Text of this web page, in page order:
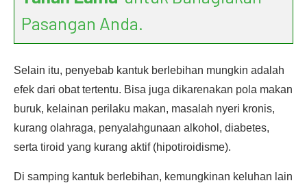
Pasangan Anda.
Selain itu, penyebab kantuk berlebihan mungkin adalah
efek dari obat tertentu. Bisa juga dikarenakan pola makan
buruk, kelainan perilaku makan, masalah nyeri kronis,
kurang olahraga, penyalahgunaan alkohol, diabetes,
serta tiroid yang kurang aktif (hipotiroidisme).
Di samping kantuk berlebihan, kemungkinan keluhan lain